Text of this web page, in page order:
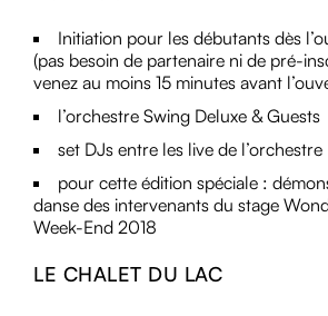
Initiation pour les débutants dès
(pas besoin de partenaire ni de pré-
venez au moins 15 minutes avant
l’orchestre Swing Deluxe & Guests
set DJs entre les live de l’orchestre
pour cette édition spéciale :
danse des intervenants du stage
Week-End 2018
LE CHALET DU LAC